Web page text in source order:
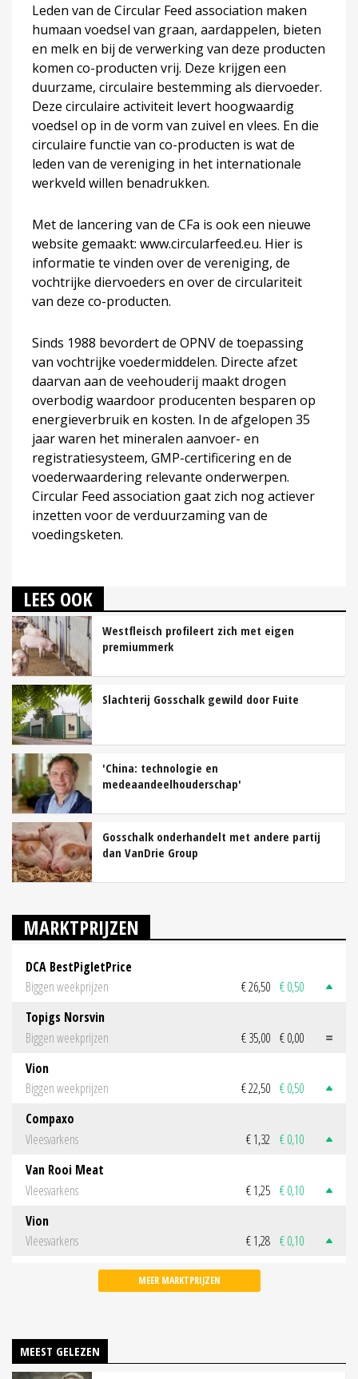
Leden van de Circular Feed association maken
humaan voedsel van graan, aardappelen, bieten
en melk en bij de verwerking van deze producten
komen co-producten vrij. Deze krijgen een
duurzame, circulaire bestemming als diervoeder.
Deze circulaire activiteit levert hoogwaardig
voedsel op in de vorm van zuivel en vlees. En die
circulaire functie van co-producten is wat de
leden van de vereniging in het internationale
werkveld willen benadrukken.
Met de lancering van de CFa is ook een nieuwe
website gemaakt: www.circularfeed.eu. Hier is
informatie te vinden over de vereniging, de
vochtrijke diervoeders en over de circulariteit
van deze co-producten.
Sinds 1988 bevordert de OPNV de toepassing
van vochtrijke voedermiddelen. Directe afzet
daarvan aan de veehouderij maakt drogen
overbodig waardoor producenten besparen op
energieverbruik en kosten. In de afgelopen 35
jaar waren het mineralen aanvoer- en
registratiesysteem, GMP-certificering en de
voederwaardering relevante onderwerpen.
Circular Feed association gaat zich nog actiever
inzetten voor de verduurzaming van de
voedingsketen.
LEES OOK
Westfleisch profileert zich met eigen
premiummerk
Slachterij Gosschalk gewild door Fuite
'China: technologie en
medeaandeelhouderschap'
Gosschalk onderhandelt met andere partij
dan VanDrie Group
MARKTPRIJZEN
DCA BestPigletPrice
Biggen weekprijzen
€ 26,50 € 0,50
Topigs Norsvin
Biggen weekprijzen
€ 35,00 € 0,00
Vion
Biggen weekprijzen
€ 22,50 € 0,50
Compaxo
Vleesvarkens
€ 1,32 € 0,10
Van Rooi Meat
Vleesvarkens
€ 1,25 € 0,10
Vion
Vleesvarkens
€ 1,28 € 0,10
MEER MARKTPRIJZEN
MEEST GELEZEN